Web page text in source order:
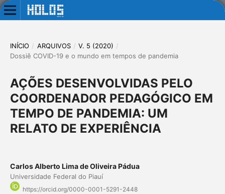
INÍCIO / ARQUIVOS / V. 5 (2020) /
Dossiê COVID-19 e o mundo em tempos de pandemia
AÇÕES DESENVOLVIDAS PELO
COORDENADOR PEDAGÓGICO EM
TEMPO DE PANDEMIA: UM
RELATO DE EXPERIÊNCIA
Carlos Alberto Lima de Oliveira Pádua
Universidade Federal do Piauí
https://orcid.org/0000-0001-5291-2448